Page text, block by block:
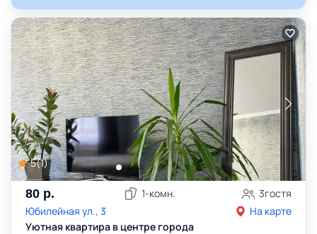
5(1)
80 р. 1-комн. 3гостя
Юбилейная ул., 3
На карте
Уютная квартира в центре города